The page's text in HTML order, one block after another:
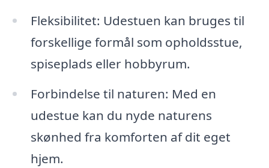
Fleksibilitet: Udestuen kan bruges til
forskellige formål som opholdsstue,
spiseplads eller hobbyrum.
Forbindelse til naturen: Med en
udestue kan du nyde naturens
skønhed fra komforten af dit eget
hjem.